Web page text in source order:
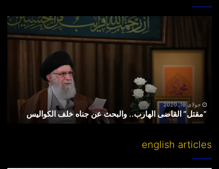
والبحث
جولای 18, 2020
“مقتل” القاضی الهارب.. والبحث عن جناه خلف الکوالیس
english articles